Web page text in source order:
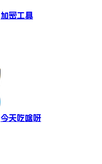
加密工具
今天吃啥呀